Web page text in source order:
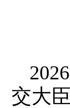
交大